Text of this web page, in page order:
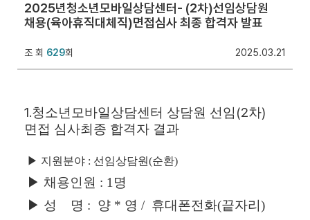
2025년청소년모바일상담센터- (2차)선임상담원
채용(육아휴직대체직)면접심사 최종 합격자 발표
2025.03.21
조 회 629회
1.청소년모바일상담센터 상담원 선임 (2차)
면접 심사최종 합격자 결과
▶ 지원분야 : 선임상담원(순환)
▶ 채용인원 : 1명
▶ 성 명 : 양 * 영 / 휴대폰전화(끝자리)